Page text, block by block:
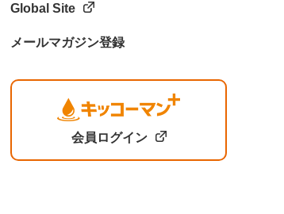
Global Site
メールマガジン登録
会員ログイン